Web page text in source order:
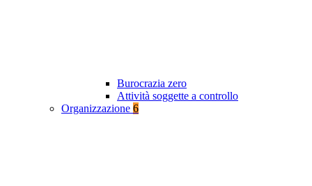
Burocrazia zero
Attività soggette a controllo
Organizzazione 6